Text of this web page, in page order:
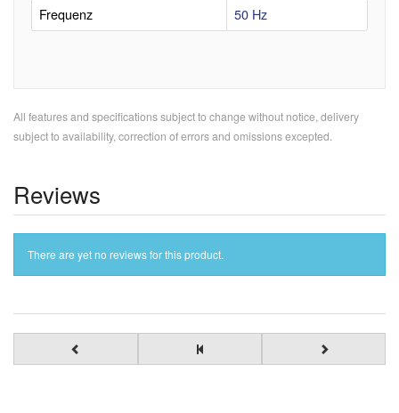
Frequenz 50 Hz
All features and specifications subject to change without notice, delivery
subject to availability, correction of errors and omissions excepted.
Reviews
There are yet no reviews for this product.